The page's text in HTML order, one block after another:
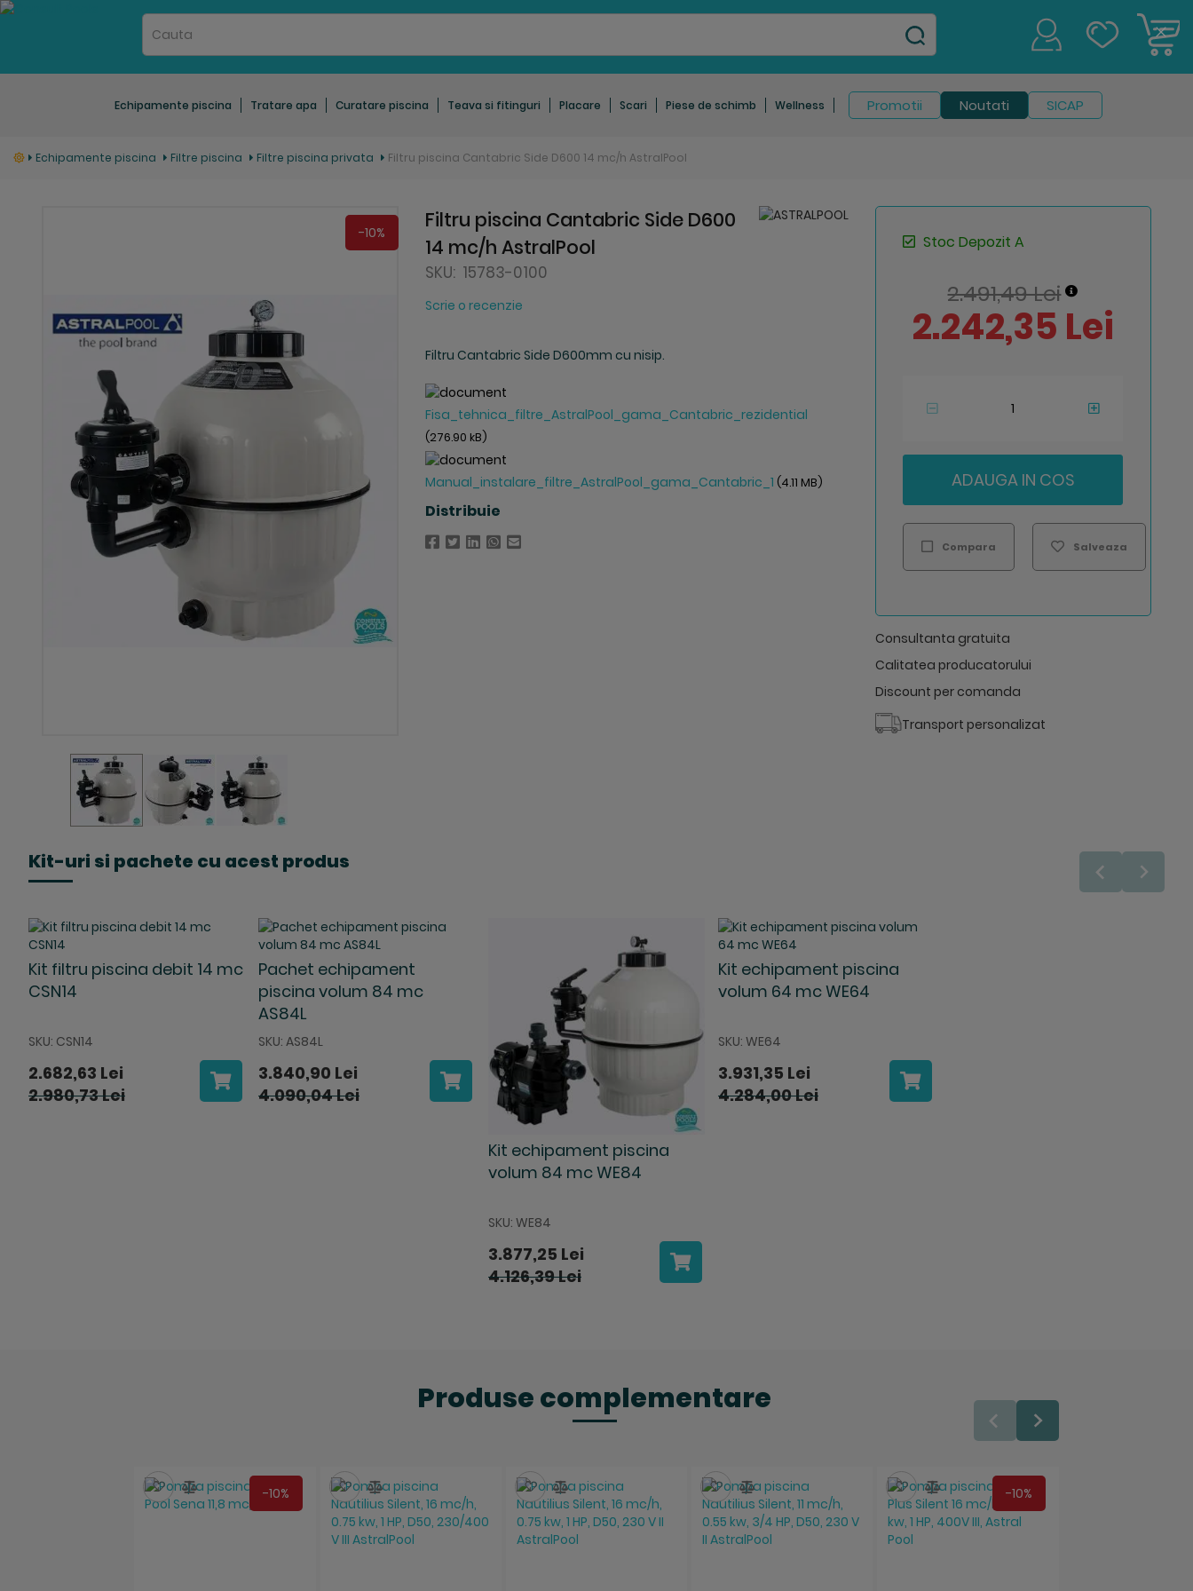
Echipamente piscina Tratare apa Curatare piscina Teava si fitinguri Placare Scari Piese de schimb Wellness Promotii Noutati SICAP
Echipamente piscina Filtre piscina Filtre piscina privata Filtru piscina Cantabric Side D600 14 mc/h AstralPool
images
gallery
to
the
beginning
the
images
gallery
-10%
Filtru piscina Cantabric Side D600
14 mc/h AstralPool
SKU: 15783-0100
Scrie o recenzie
Filtru Cantabric Side D600mm cu nisip.
Fisa_tehnica_filtre_AstralPool_gama_Cantabric_rezidential
(276.90 kB)
Manual_instalare_filtre_AstralPool_gama_Cantabric_1 (4.11 MB)
Distribuie
Stoc Depozit A
2.491,49 Lei
2.242,35 Lei
ADAUGA IN COS
Salveaza
Compara
Consultanta gratuita
Calitatea producatorului
Discount per comanda
Transport personalizat
Kit-uri si pachete cu acest produs
Kit filtru piscina debit 14 mc
CSN14
SKU: CSN14
2.682,63 Lei
2.980,73 Lei
Pachet echipament
piscina volum 84 mc
AS84L
SKU: AS84L
3.840,90 Lei
4.090,04 Lei
Kit echipament piscina
volum 84 mc WE84
SKU: WE84
3.877,25 Lei
4.126,39 Lei
Kit echipament piscina
volum 64 mc WE64
SKU: WE64
3.931,35 Lei
4.284,00 Lei
Produse complementare
-10%
Salveaza
Compara Salveaza
Compara Salveaza
Compara Salveaza
Compara -10%
Salveaza
Compara
Bar